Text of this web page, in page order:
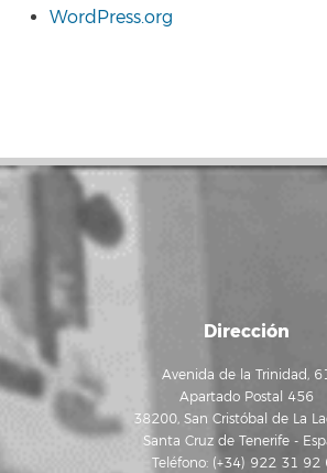
WordPress.org
Dirección
Avenida de la Trinidad,
Apartado Postal 456
38200, San Cristóbal de La
Santa Cruz de Tenerife -
Teléfono: (+34) 922 31 92